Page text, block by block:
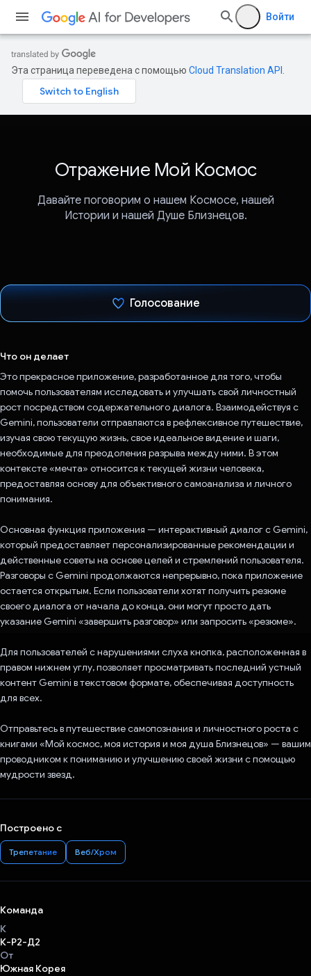
Войти
Эта страница переведена с помощью Cloud Translation API
Отражение Мой Космос
Давайте поговорим о нашем Космосе, нашей
Истории и нашей Душе Близнецов.
Голосование
Что он делает
Это прекрасное приложение, разработанное для того, чтобы
помочь пользователям исследовать и улучшать свой личностный
рост посредством содержательного диалога. Взаимодействуя с
Gemini, пользователи отправляются в рефлексивное путешествие,
изучая свою текущую жизнь, свое идеальное видение и шаги,
необходимые для преодоления разрыва между ними. В этом
контексте «мечта» относится к текущей жизни человека,
предоставляя основу для объективного самоанализа и личного
понимания.
Основная функция приложения — интерактивный диалог с Gemini,
который предоставляет персонализированные рекомендации и
действенные советы на основе целей и стремлений пользователя.
Разговоры с Gemini продолжаются непрерывно, пока приложение
остается открытым. Если пользователи хотят получить резюме
своего диалога от начала до конца, они могут просто дать
указание Gemini «завершить разговор» или запросить «резюме».
Для пользователей с нарушениями слуха кнопка, расположенная в
правом нижнем углу, позволяет просматривать последний устный
контент Gemini в текстовом формате, обеспечивая доступность
для всех.
Отправьтесь в путешествие самопознания и личностного роста с
книгами «Мой космос, моя история и моя душа Близнецов» — вашим
проводником к пониманию и улучшению своей жизни с помощью
мудрости звезд.
Построено с
Трепетание Веб/Хром
Команда
К
К-Р2-Д2
От
Южная Корея